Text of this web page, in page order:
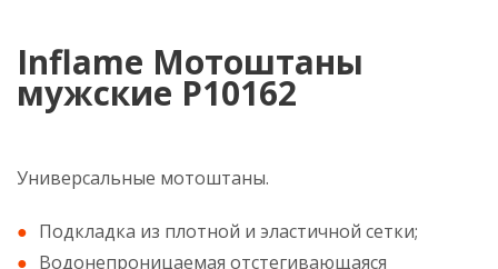
Inflame Мотоштаны
мужские P10162
Универсальные мотоштаны.
Подкладка из плотной и эластичной сетки;
Водонепроницаемая отстегивающаяся